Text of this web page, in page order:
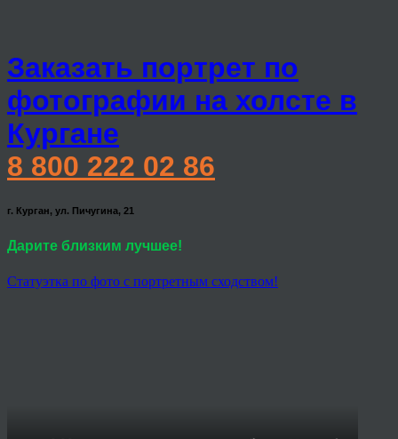
Заказать портрет по
фотографии на холсте в
Кургане
8 800 222 02 86
г. Курган, ул. Пичугина, 21
Дарите близким лучшее!
Статуэтка по фото с портретным сходством!